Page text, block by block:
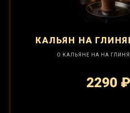
КАЛЬЯН НА
О КАЛЬЯНЕ НА НА
2290 ₽